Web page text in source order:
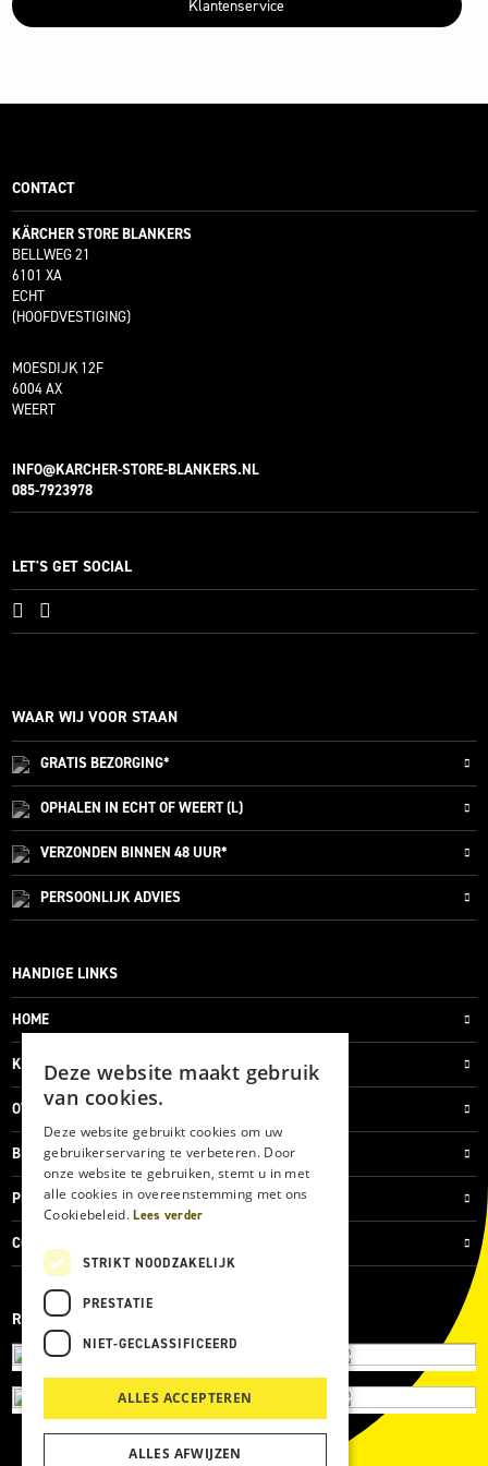
Klantenservice
CONTACT
KÄRCHER STORE BLANKERS
BELLWEG 21
6101 XA
ECHT
(HOOFDVESTIGING)
MOESDIJK 12F
6004 AX
WEERT
INFO@KARCHER-STORE-BLANKERS.NL
085-7923978
LET'S GET SOCIAL
WAAR WIJ VOOR STAAN
GRATISBEZORGING*
OPHALEN IN ECHT OF WEERT (L)
VERZONDEN BINNEN 48 UUR*
PERSOONLIJKADVIES
HANDIGE LINKS
HOME
KLANTENSERVICE
OVER ONS
BLOG
PRIVACYVERKLARING
COOKIES
REVIEWMERK
Deze website maakt gebruik
van cookies.
Deze website gebruikt cookies om uw
gebruikerservaring te verbeteren. Door
onze website te gebruiken, stemt u in met
alle cookies in overeenstemming met ons
Cookiebeleid.Lees verder
STRIKT NOODZAKELIJK
PRESTATIE
NIET-GECLASSIFICEERD
ALLES ACCEPTEREN
ALLES AFWIJZEN